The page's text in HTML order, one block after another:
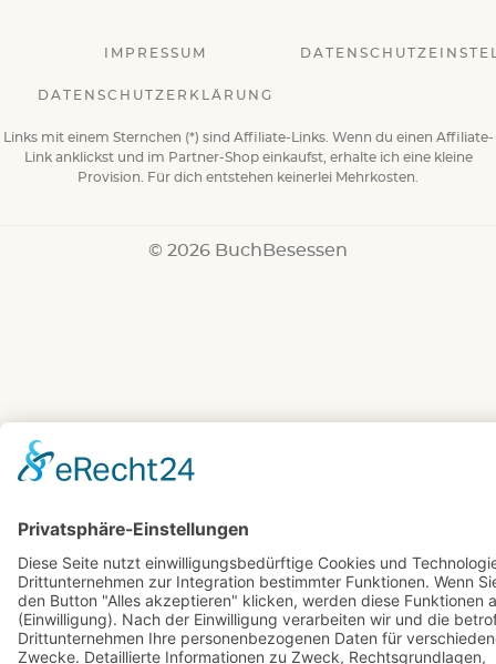
IMPRESSUM
DATENSCHUTZERKLÄRUNG
Links mit einem Sternchen (*) sind Affiliate-Links. Wenn du einen Affiliate-
Link anklickst und im Partner-Shop einkaufst, erhalte ich eine kleine
Provision. Für dich entstehen keinerlei Mehrkosten.
© 2026 BuchBesessen